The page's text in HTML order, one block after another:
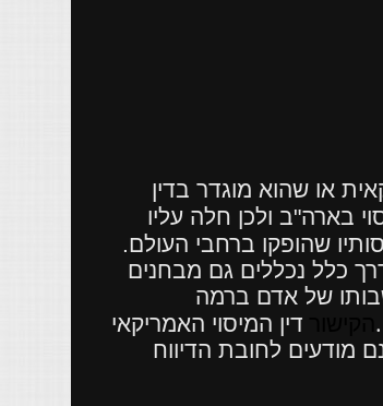
או שהוא מוגדר בדין
בארה"ב ולכן חלה עליו
שהופקו ברחבי העולם.
כלל נכללים גם מבחנים
של אדם ברמה
.
דין המיסוי האמריקאי
מודעים לחובת הדיווח